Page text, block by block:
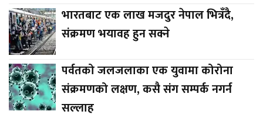
भारतबाट एक लाख मजदुर नेपाल भित्रँदै,
संक्रमण भयावह हुन सक्ने
पर्वतको जलजलाका एक युवामा कोरोना
संक्रमणको लक्षण, कसै संग सम्पर्क नगर्न
सल्लाह